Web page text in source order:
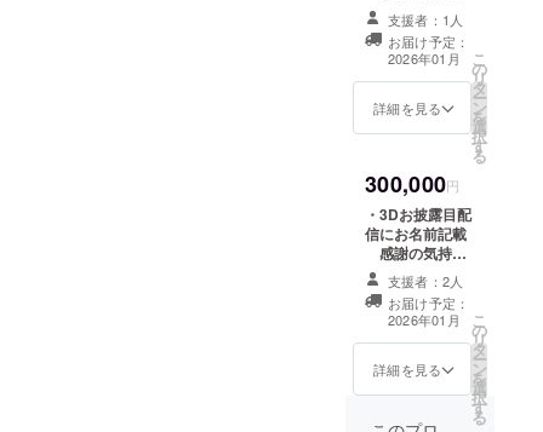
下ろしイラスト
アクリルスタン
ド ・夜狩デザイ
ンウッドキータ
グ（木製キーホ
ルダー） ・クラ
(B2サイズ) ※記
載いただいた氏
名・住所にお送
りします。
分間) ・3Dでの
お礼動画(個別・
収録時間：3分
間) ※記載いただ
いたメールアド
レスにお送りし
ます。 【現物リ
キ風カード(直筆
サイン付き) ・ク
ラファン限定書
き下ろしイラス
ト缶バッジ
(44mm) ・直筆
お手紙 ・クラ
ファン限定書き
下ろしイラスト
アクリルスタン
ド ・夜狩デザイ
ルダー） ・クラ
を込めて、3Dお
披露目配信にお
名前を掲載しま
す。 ※支援
時、必ず備考欄
に希望されるお
・クラファン限
定スマホ待ち受
け壁紙配布 ・3D
でのお礼動画(共
通・収録時間：1
分間) ・3Dでの
お礼動画(個別・
収録時間：3分
間) ※記載いただ
いたメールアド
レスにお送りし
ます。 【現物リ
ターン】 ・チェ
支援者：1人
お届け予定：
2026年01月
詳細を見る
こ
の
リ
タ
ー
ン
を
選
択
す
る
300,000円
・3Dお披露目配
信にお名前記載
感謝の気持ち
を込めて、3Dお
披露目配信にお
名前を掲載しま
す。 ※支援
時、必ず備考欄
に希望されるお
タルリターン】
支援者：2人
お届け予定：
2026年01月
詳細を見る
こ
の
リ
タ
ー
ン
を
選
択
す
る